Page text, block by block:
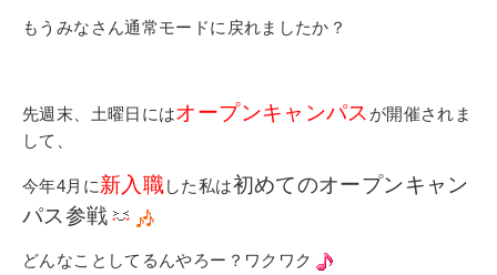
新着情報
ブログ
コラム
お問い合わせ
資料請求
もうみなさん通常モードに戻れましたか？
先週末、土曜日にはオープンキャンパス が開催されま
して、
今年4月に新入職した私は初めてのオープンキャン
パス参戦
どんなことしてるんやろー？ワクワク